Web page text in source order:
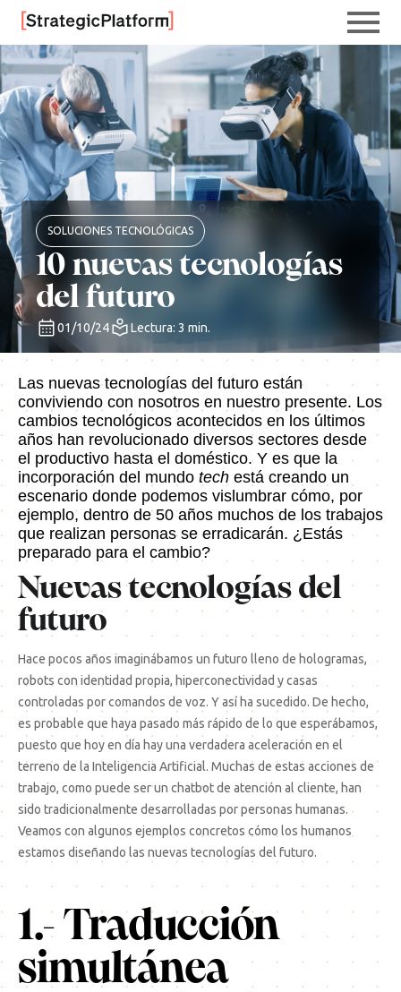
SOLUCIONES TECNOLÓGICAS
10 nuevas tecnologías
del futuro
01/10/24 Lectura: 3 min.
Las nuevas tecnologías del futuro están
conviviendo con nosotros en nuestro presente. Los
cambios tecnológicos acontecidos en los últimos
años han revolucionado diversos sectores desde
el productivo hasta el doméstico. Y es que la
incorporación del mundo tech está creando un
escenario donde podemos vislumbrar cómo, por
ejemplo, dentro de 50 años muchos de los trabajos
que realizan personas se erradicarán. ¿Estás
preparado para el cambio?
Nuevas tecnologías del
futuro
Hace pocos años imaginábamos un futuro lleno de hologramas,
robots con identidad propia, hiperconectividad y casas
controladas por comandos de voz. Y así ha sucedido. De hecho,
es probable que haya pasado más rápido de lo que esperábamos,
puesto que hoy en día hay una verdadera aceleración en el
terreno de la Inteligencia Artificial. Muchas de estas acciones de
trabajo, como puede ser un chatbot de atención al cliente, han
sido tradicionalmente desarrolladas por personas humanas.
Veamos con algunos ejemplos concretos cómo los humanos
estamos diseñando las nuevas tecnologías del futuro.
1.- Traducción
simultánea